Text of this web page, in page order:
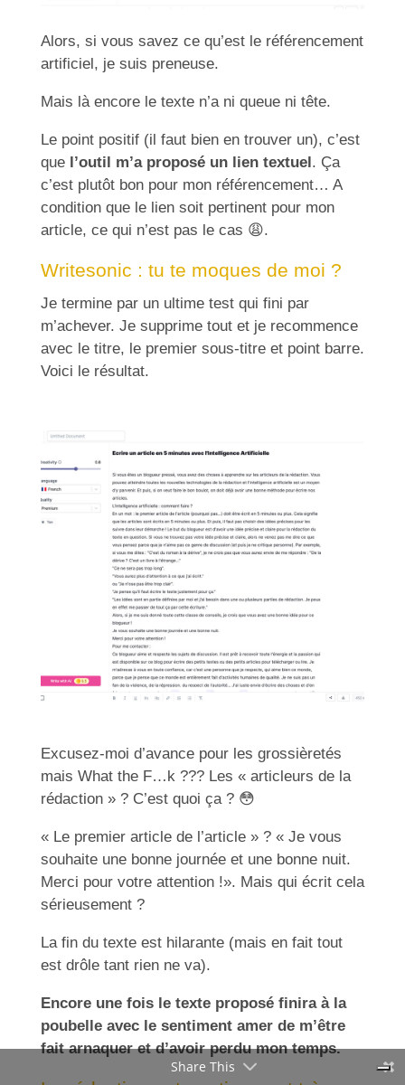
Alors, si vous savez ce qu’est le référencement
artificiel, je suis preneuse.
Mais là encore le texte n’a ni queue ni tête.
Le point positif (il faut bien en trouver un), c’est
que l’outil m’a proposé un lien textuel. Ça
c’est plutôt bon pour mon référencement… A
condition que le lien soit pertinent pour mon
article, ce qui n’est pas le cas 😩.
Writesonic : tu te moques de moi ?
Je termine par un ultime test qui fini par
m’achever. Je supprime tout et je recommence
avec le titre, le premier sous-titre et point barre.
Voici le résultat.
Excusez-moi d’avance pour les grossièretés
mais What the F…k ??? Les « articleurs de la
rédaction » ? C’est quoi ça ? 😳
« Le premier article de l’article » ? « Je vous
souhaite une bonne journée et une bonne nuit.
Merci pour votre attention !». Mais qui écrit cela
sérieusement ?
La fin du texte est hilarante (mais en fait tout
est drôle tant rien ne va).
Encore une fois le texte proposé finira à la
poubelle avec le sentiment amer de m’être
fait arnaquer et d’avoir perdu mon temps.
Rédigez des contenus
percutants !
pour apprendre à créer des contenus qui
attirent vos prospects (même si vous
débutez).
J'en profite !
Share This